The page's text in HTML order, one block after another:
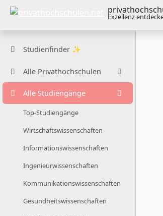
Exzellenz
Studienfinder ✨
Alle Privathochschulen
Alle Studiengänge
Top-Studiengänge
Wirtschaftswissenschaften
Informationswissenschaften
Ingenieurwissenschaften
Kommunikationswissenschaften
Gesundheitswissenschaften